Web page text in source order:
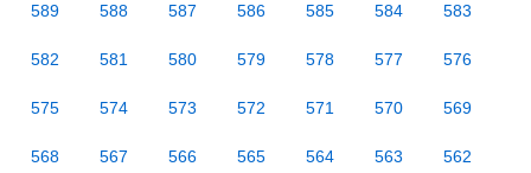
589 588 587 586 585 584 583
582 581 580 579 578 577 576
575 574 573 572 571 570 569
568 567 566 565 564 563 562